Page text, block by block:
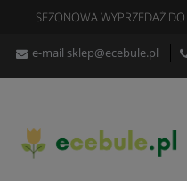
SEZONOWA WYPRZEDAŻ DO
e-mail sklep@ecebule.pl